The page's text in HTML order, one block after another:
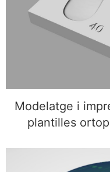
plantilles
Modelatge i
plantilles